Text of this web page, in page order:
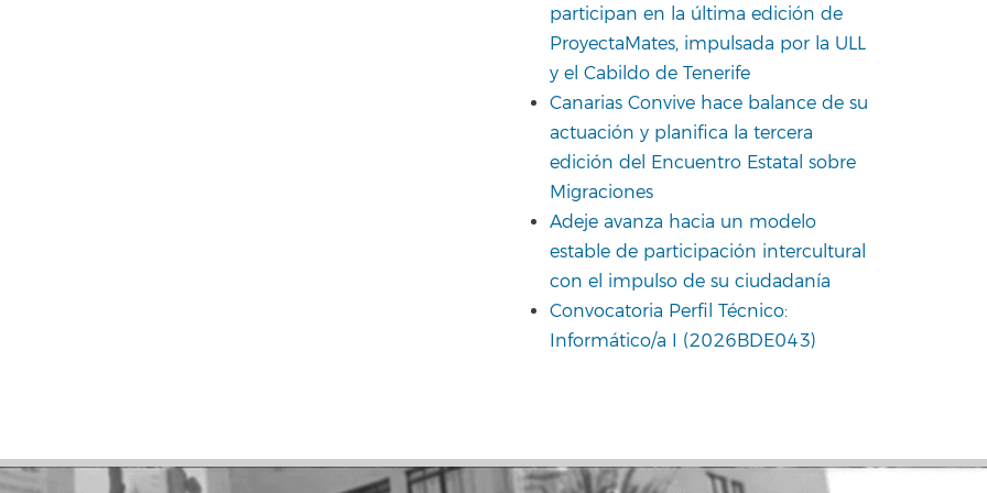
participan en la última edición de
ProyectaMates, impulsada por la ULL
y el Cabildo de Tenerife
Canarias Convive hace balance de su
actuación y planifica la tercera
edición del Encuentro Estatal sobre
Migraciones
Adeje avanza hacia un modelo
estable de participación intercultural
con el impulso de su ciudadanía
Convocatoria Perfil Técnico:
Informático/a I (2026BDE043)